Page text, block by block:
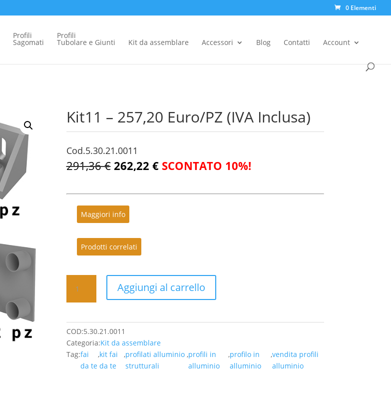
0 Elementi
Profili
Sagomati
Profili
Tubolare e Giunti Kit da assemblare Accessori Blog Contatti Account
Kit11 – 257,20 Euro/PZ (IVA Inclusa)
Cod.5.30.21.0011
291,36 €262,22 € SCONTATO 10%!
Maggiori info
Prodotti correlati
257,20
quantità
Aggiungi al carrello
COD:5.30.21.0011
Categoria:Kit da assemblare
Tag:fai
da te
,kit fai
da te
,profilati alluminio
strutturali
,profili in
alluminio
,profilo in
alluminio
,vendita profili
alluminio